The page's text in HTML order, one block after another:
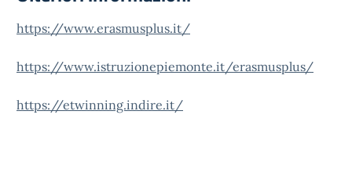
https://www.erasmusplus.it/
https://www.istruzionepiemonte.it/erasmusplus/
https://etwinning.indire.it/